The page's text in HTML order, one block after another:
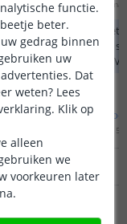
Door Joël op zondag 5
In combinatie met
controlleris deze
met de Hue app.
Google Home
controllererbij
Disclaimer:
uitgebreide
biedt met dit
kleurbediening etc
Bekijkhele
vrijdag 15
functie.
beter.
gedrag binnen
uw
Dat
weten? Lees
Klik op
alleen
we
voorkeuren later